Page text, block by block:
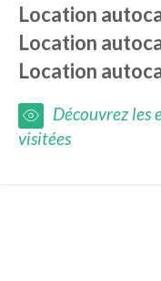
Location
Location
Location
Découvrez les
visitées